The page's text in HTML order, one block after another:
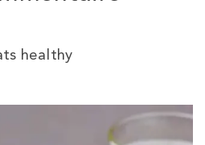
healthy